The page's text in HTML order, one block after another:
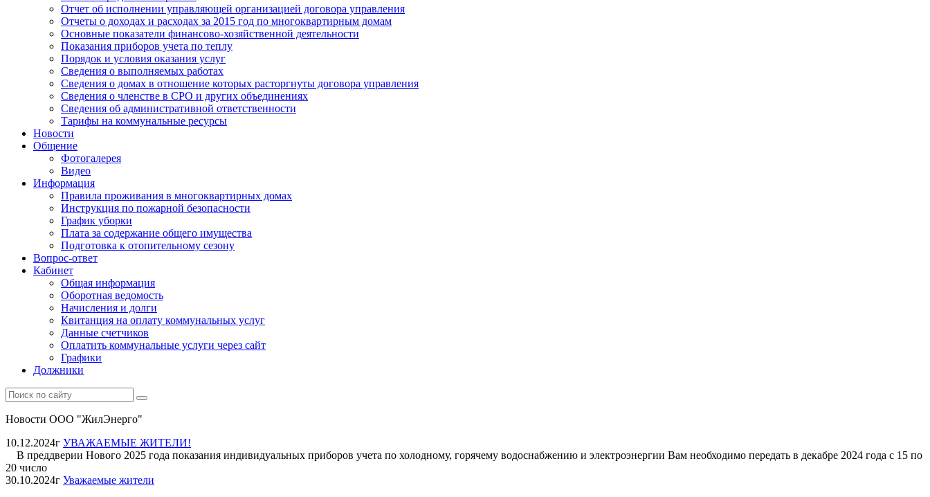
Отчет об исполнении управляющей организацией договора управления
Отчеты о доходах и расходах за 2015 год по многоквартирным домам
Основные показатели финансово-хозяйственной деятельности
Показания приборов учета по теплу
Порядок и условия оказания услуг
Сведения о выполняемых работах
Сведения о домах в отношение которых расторгнуты договора управления
Сведения о членстве в СРО и других объединениях
Сведения об административной ответственности
Тарифы на коммунальные ресурсы
Новости
Общение
Фотогалерея
Видео
Информация
Правила проживания в многоквартирных домах
Инструкция по пожарной безопасности
График уборки
Плата за содержание общего имущества
Подготовка к отопительному сезону
Вопрос-ответ
Кабинет
Общая информация
Оборотная ведомость
Начисления и долги
Квитанция на оплату коммунальных услуг
Данные счетчиков
Оплатить коммунальные услуги через сайт
Графики
Должники
Новости ООО "ЖилЭнерго"
10.12.2024г УВАЖАЕМЫЕ ЖИТЕЛИ!
В преддверии Нового 2025 года показания индивидуальных приборов учета по холодному, горячему водоснабжению и электроэнергии Вам необходимо передать в декабре 2024 года с 15 по
20 число
30.10.2024г Уважаемые жители